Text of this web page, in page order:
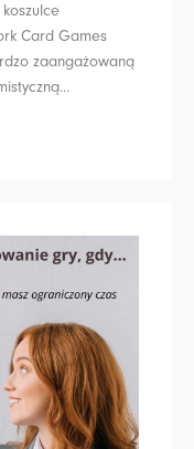
Card Games
zaangażowaną